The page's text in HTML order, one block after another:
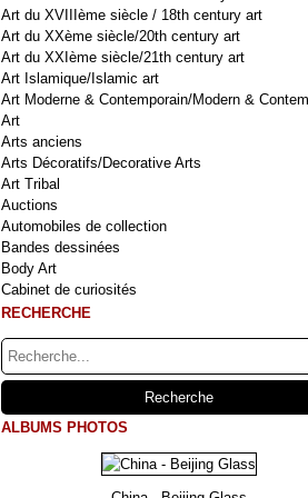
Art du XVIIIème siècle / 18th century art
Art du XXème siècle/20th century art
Art du XXIème siècle/21th century art
Art Islamique/Islamic art
Art Moderne & Contemporain/Modern &
Art
Arts anciens
Arts Décoratifs/Decorative Arts
Art Tribal
Auctions
Automobiles de collection
Bandes dessinées
Body Art
Cabinet de curiosités
RECHERCHE
ALBUMS PHOTOS